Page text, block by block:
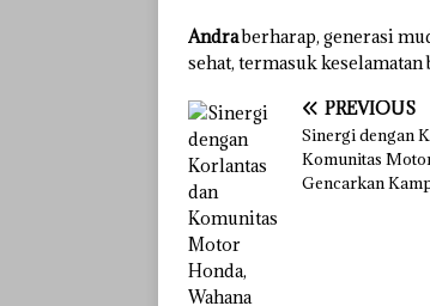
Andraberharap, generasi
sehat, termasuk keselamatan
PREVIOUS
Sinergi dengan
Komunitas
Gencarkan